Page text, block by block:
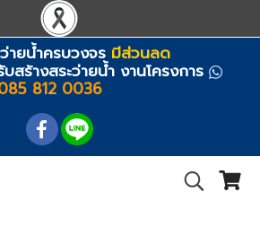
ายน้ำครบวงจร มีส่วนลด
สร้างสระว่ายน้ำ งานโครงการ
812 0036